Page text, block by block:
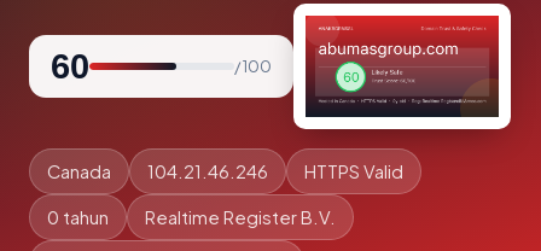
60 / 100
Canada 104.21.46.246 HTTPS Valid
0 tahun Realtime Register B.V.